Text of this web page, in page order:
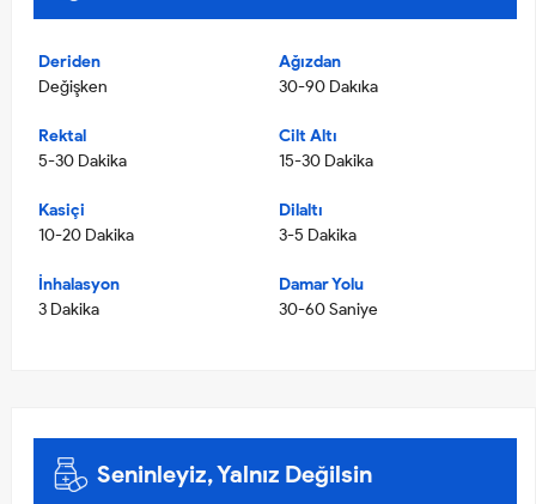
Deriden
Değişken
Ağızdan
30-90 Dakıka
Rektal
5-30 Dakika
Cilt Altı
15-30 Dakika
Kasiçi
10-20 Dakika
Dilaltı
3-5 Dakika
İnhalasyon
3 Dakika
Damar Yolu
30-60 Saniye
Seninleyiz, Yalnız Değilsin